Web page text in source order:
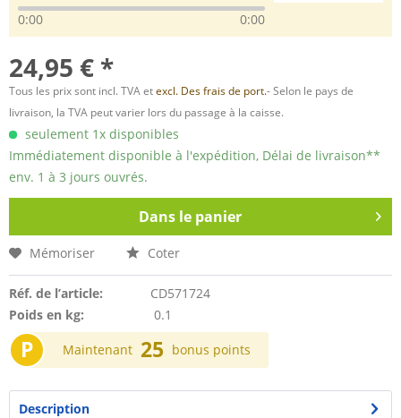
0:00 0:00
24,95 € *
Tous les prix sont incl. TVA etexcl. Des frais de port.- Selon le pays de
livraison, la TVA peut varier lors du passage à la caisse.
seulement 1x disponibles
Immédiatement disponible à l'expédition, Délai de livraison**
env. 1 à 3 jours ouvrés.
Dans le panier
Mémoriser Coter
Réf. de l’article:
CD571724
Poids en kg:
0.1
P Maintenant 25 bonus points
Description